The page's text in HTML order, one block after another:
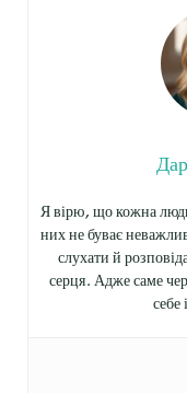
Я вірю, що кожна
них не буває
слухати й
серця. Адже саме
себе